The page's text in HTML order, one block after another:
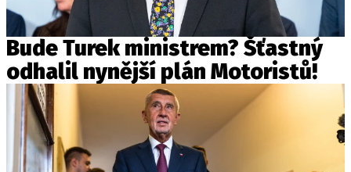
Bude Turek ministrem? Šťastný
odhalil nynější plán Motoristů!